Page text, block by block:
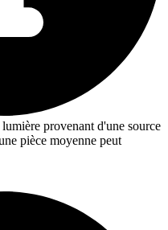
provenant d'une source
pièce moyenne peut